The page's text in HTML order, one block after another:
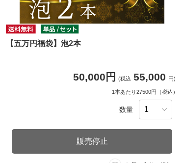
【五万円福袋】泡2本
50,000円 (税込 55,000 円)
1本あたり27500円（税込）
数量
販売停止